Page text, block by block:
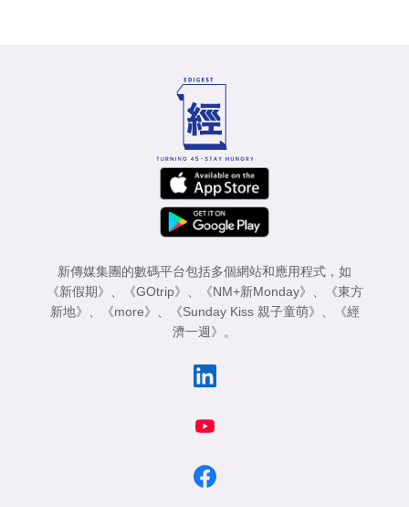
新傳媒集團的數碼平台包括多個網站和應用程式，如
《新假期》 、 《GOtrip》 、 《NM+新Monday》 、
《東方
新地》 、 《more》 、 《Sunday Kiss 親子童萌》 、
《經
濟一週》 。